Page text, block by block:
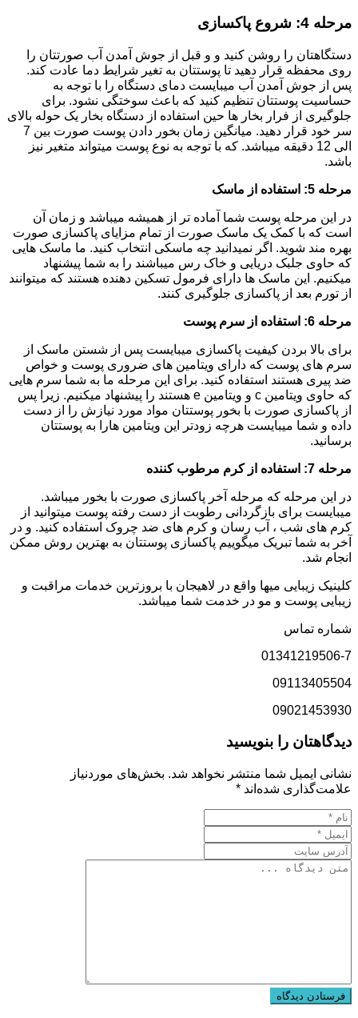
مرحله 4: شروع پاکسازی
دستگاهتان را روشن کنید و و قبل از جوش آمدن آب صورتتان را
روی محفظه قرار دهید تا پوستتان به تغیر شرایط دما عادت کند.
پس از جوش آمدن آب میبایست دمای دستگاه را با توجه به
حساسیت پوستتان تنظیم کنید که باعث سوختگی نشود. برای
جلوگیری از فرار بخار ها حین استفاده از دستگاه بخار یک حوله بالای
سر خود قرار دهید.
میانگین زمان بخور دادن پوست صورت بین 7
الی 12 دقیقه میباشد. که با توجه به نوع پوست میتواند متغیر نیز
باشد.
مرحله 5: استفاده از ماسک
در این مرحله پوست شما آماده تر از همیشه میباشد و زمان آن
است که با کمک یک ماسک صورت از تمام مزایای پاکسازی صورت
بهره مند شوید. اگر نمیدانید چه ماسکی انتخاب کنید. ما ماسک هایی
که حاوی جلبک دریایی و خاک رس میباشند را به شما پیشنهاد
میکنیم. این ماسک ها دارای فرمول تسکین دهنده هستند که میتوانند
از تورم بعد از پاکسازی جلوگیری کنند.
مرحله 6: استفاده از سرم پوست
برای بالا بردن کیفیت پاکسازی میبایست پس از شستن ماسک از
سرم های پوست که دارای ویتامین های ضروری پوست و خواص
ضد پیری هستند استفاده کنید. برای این مرحله ما به شما سرم هایی
که حاوی ویتامین c و ویتامین e هستند را پیشنهاد میکنیم. زیرا پس
از پاکسازی صورت با بخور پوستتان مواد مورد نیازش را از دست
داده و شما میبایست هرچه زودتر این ویتامین هارا به پوستتان
برسانید.
مرحله 7: استفاده از کرم مرطوب کننده
در این مرحله که مرحله آخر پاکسازی صورت با بخور میباشد.
میبایست برای بازگردانی رطوبت از دست رفته پوست میتوانید از
کرم های شب ، آب رسان و کرم های ضد چروک استفاده کنید. و در
آخر به شما تبریک میگوییم پاکسازی پوستتان به بهترین روش ممکن
انجام شد.
کلینیک زیبایی میها واقع در لاهیجان با بروزترین خدمات مراقبت و
زیبایی پوست و مو در خدمت شما میباشد.
شماره تماس
01341219506-7
09113405504
09021453930
دیدگاهتان را بنویسید
نشانی ایمیل شما منتشر نخواهد شد. بخش‌های موردنیاز
علامت‌گذاری شده‌اند *